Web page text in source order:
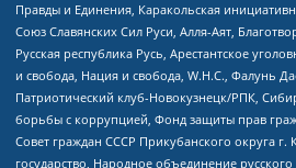
Правды и Единения, Каракольская
Союз Славянских Сил Руси, Алля-Аят,
Русская республика Русь, Арестантское
и свобода, Нация и свобода, W.H.С., Фалунь
Патриотический клуб-Новокузнецк/РПК,
борьбы с коррупцией, Фонд защиты прав
Совет граждан СССР Прикубанского округа г.
государство, Народное объединение